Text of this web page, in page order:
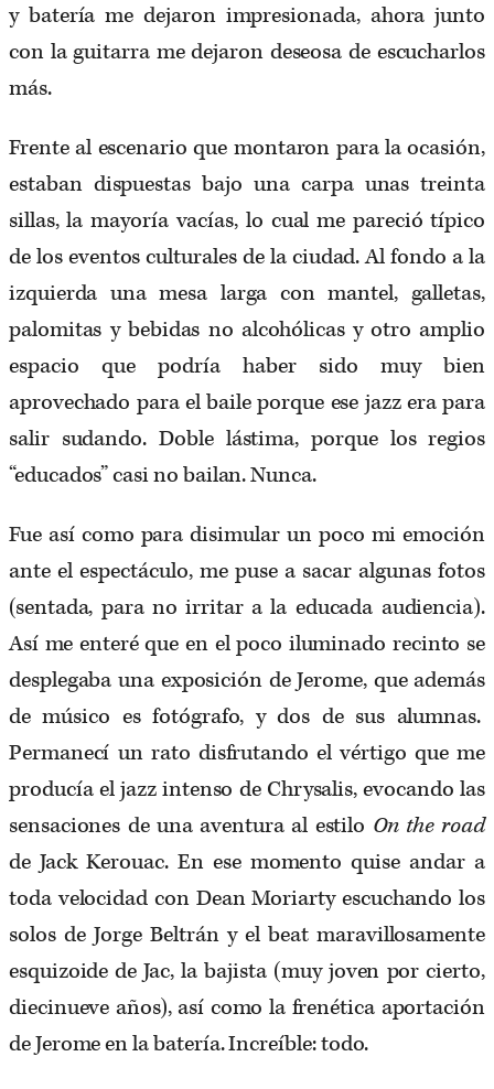
y batería me dejaron impresionada, ahora junto
con la guitarra me dejaron deseosa de escucharlos
más.
Frente al escenario que montaron para la ocasión,
estaban dispuestas bajo una carpa unas treinta
sillas, la mayoría vacías, lo cual me pareció típico
de los eventos culturales de la ciudad. Al fondo a la
izquierda una mesa larga con mantel, galletas,
palomitas y bebidas no alcohólicas y otro amplio
espacio que podría haber sido muy bien
aprovechado para el baile porque ese jazz era para
salir sudando. Doble lástima, porque los regios
“educados” casi no bailan. Nunca.
Fue así como para disimular un poco mi emoción
ante el espectáculo, me puse a sacar algunas fotos
(sentada, para no irritar a la educada audiencia).
Así me enteré que en el poco iluminado recinto se
desplegaba una exposición de Jerome, que además
de músico es fotógrafo, y dos de sus alumnas.
Permanecí un rato disfrutando el vértigo que me
producía el jazz intenso de Chrysalis, evocando las
sensaciones de una aventura al estilo On the road
de Jack Kerouac. En ese momento quise andar a
toda velocidad con Dean Moriarty escuchando los
solos de Jorge Beltrán y el beat maravillosamente
esquizoide de Jac, la bajista (muy joven por cierto,
diecinueve años), así como la frenética aportación
de Jerome en la batería. Increíble: todo.